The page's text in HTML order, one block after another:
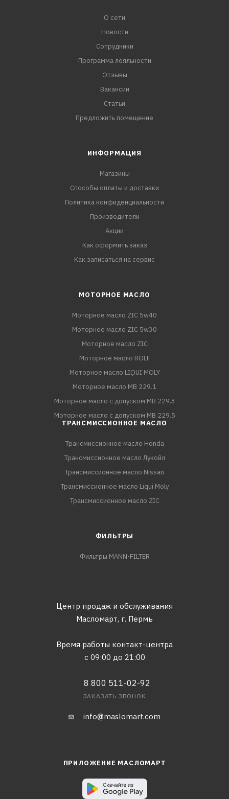
О сети
Новости
Сотрудники
Программа лояльности
Отзывы
Вакансии
Статьи
Предложить помещение
ИНФОРМАЦИЯ
Магазины
Способы оплаты и доставки
Политика конфиденциальности
Производители
Акции
Как оформить заказ
Как записаться на сервис
МОТОРНОЕ МАСЛО
Моторное масло ZIC 5w40
Моторное масло ZIC 5w30
Моторное масло ZIC
Моторное масло ROLF
Моторное масло LIQUI MOLY
Моторное масло MB 229.1
Моторное масло с допуском MB 229.3
Моторное масло с допуском MB 229.5
ТРАНСМИССИОННОЕ МАСЛО
Трансмиссионное масло Honda
Трансмиссионное масло Лукойл
Трансмиссионное масло Nissan
Трансмиссионное масло Liqui Moly
Трансмиссионное масло ZIC
ФИЛЬТРЫ
Фильтры MANN-FILTER
Центр продаж и обслуживания
Масломарт, г. Пермь
Время работы контакт-центра
с 09:00 до 21:00
8 800 511-02-92
ЗАКАЗАТЬ ЗВОНОК
info@maslomart.com
ПРИЛОЖЕНИЕ МАСЛОМАРТ